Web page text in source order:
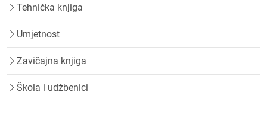
Tehnička knjiga
Umjetnost
Zavičajna knjiga
Škola i udžbenici